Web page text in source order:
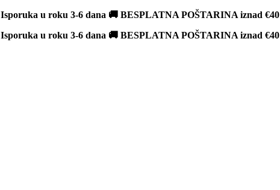
Isporuka u roku 3-6 dana 🚚 BESPLATNA POŠTARINA iznad €40
Isporuka u roku 3-6 dana 🚚 BESPLATNA POŠTARINA iznad €40